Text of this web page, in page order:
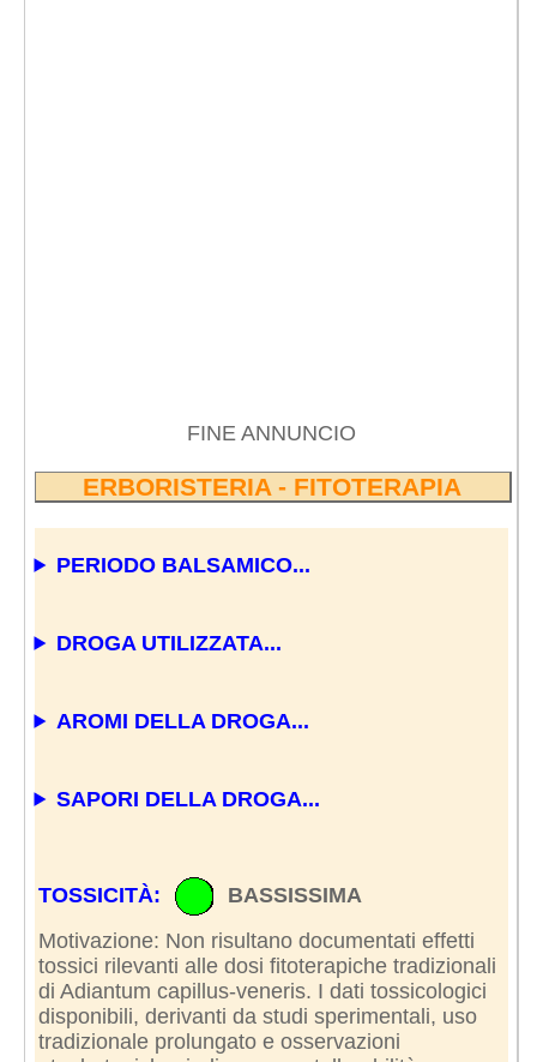
FINE ANNUNCIO
ERBORISTERIA - FITOTERAPIA
PERIODO BALSAMICO...
DROGA UTILIZZATA...
AROMI DELLA DROGA...
SAPORI DELLA DROGA...
TOSSICITÀ:
BASSISSIMA
Motivazione: Non risultano documentati effetti
tossici rilevanti alle dosi fitoterapiche tradizionali
di Adiantum capillus-veneris. I dati tossicologici
disponibili, derivanti da studi sperimentali, uso
tradizionale prolungato e osservazioni